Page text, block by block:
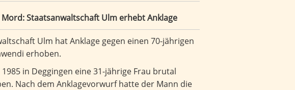
Mord: Staatsanwaltschaft Ulm erhebt Anklage
Ulm hat Anklage gegen einen 70-jährigen
erhoben.
1985 in Deggingen eine 31-jährige Frau brutal
Nach dem Anklagevorwurf hatte der Mann die